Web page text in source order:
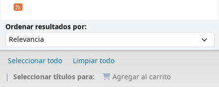
Ordenar resultados por:
Seleccionar todo
Limpiar todo
Seleccionar títulos para:
Agregar al carrito